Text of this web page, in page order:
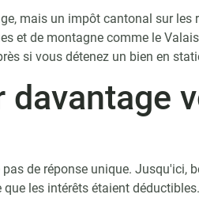
mais un impôt cantonal sur les
et de montagne comme le
si vous détenez un bien en
de réponse unique. Jusqu'ici,
les intérêts étaient